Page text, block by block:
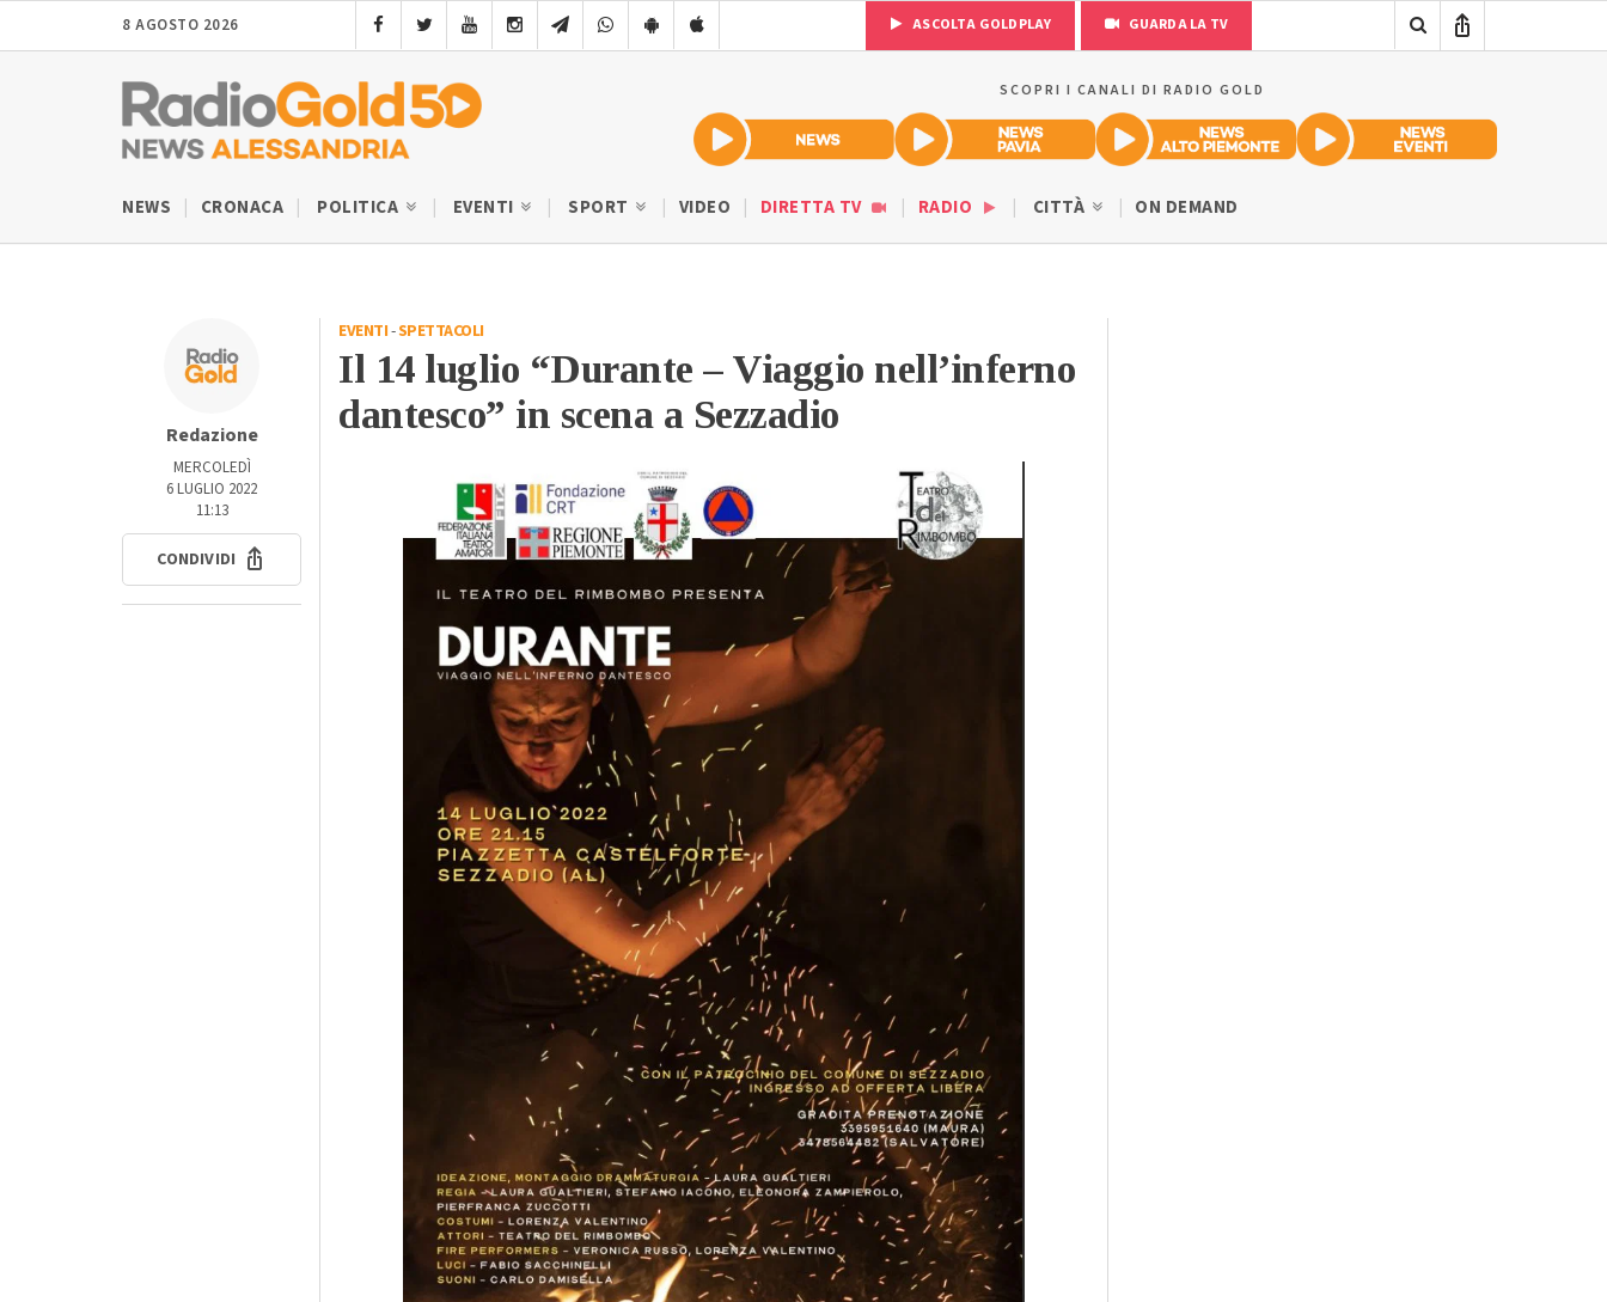
8 AGOSTO 2026 ASCOLTA GOLDPLAY GUARDA LA TV
SCOPRI I CANALI DI RADIO GOLD
NEWS CRONACA POLITICA EVENTI SPORT VIDEO DIRETTA TV RADIO CITTÀ ON DEMAND
Redazione
MERCOLEDÌ
6 LUGLIO 2022
11:13
CONDIVIDI
EVENTI-SPETTACOLI
Il 14 luglio “Durante – Viaggio nell’inferno
dantesco” in scena a Sezzadio